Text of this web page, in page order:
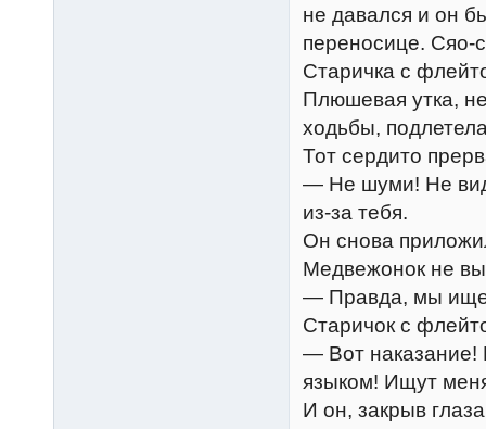
не давался и он
переносице. Сяо-
Старичка с
Плюшевая утка,
ходьбы,
Тот сердито
— Не шуми! Не
из-за тебя.
Он снова
Медвежонок не
— Правда, мы
Старичок с
— Вот наказание!
языком! Ищут
И он, закрыв